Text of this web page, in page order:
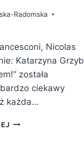
Radomska
Nicolas
Katarzyna Grzyb
została
ciekawy
każda…
WIEM,